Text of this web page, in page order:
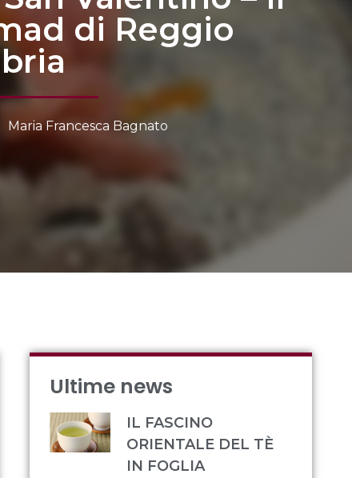
di Reggio
Maria Francesca Bagnato
Ultime news
IL FASCINO
ORIENTALE DEL TÈ
IN FOGLIA